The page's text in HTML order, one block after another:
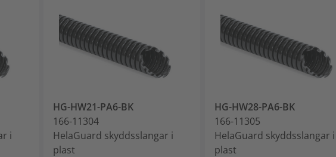
i
HG-HW21-PA6-BK
166-11304
HelaGuard skyddsslangar i
plast
HG-HW28-PA6-BK
166-11305
HelaGuard skyddsslangar i
plast